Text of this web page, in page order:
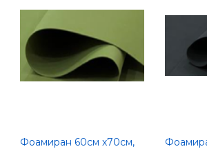
Фоамиран 60см х70см,